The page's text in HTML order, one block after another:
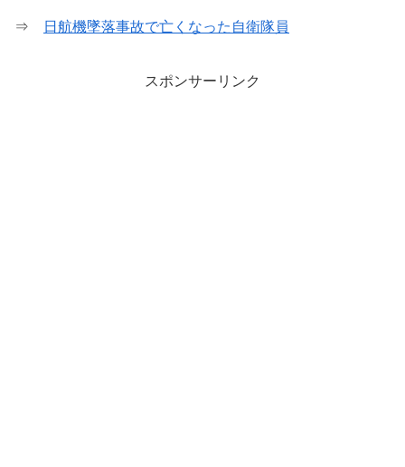
⇒ 日航機墜落事故で亡くなった自衛隊員
スポンサーリンク